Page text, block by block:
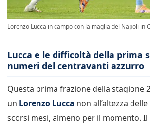
Lorenzo Lucca in campo con la maglia del Napoli in
Lucca e le difficoltà della prima
numeri del centravanti azzurro
Questa prima frazione della stagione
un Lorenzo Lucca non all’altezza
scorsi mesi, almeno per il momento. Il